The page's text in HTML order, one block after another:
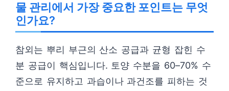
물 관리에서 가장 중요한 포인트는 무엇
인가요?
참외는 뿌리 부근의 산소 공급과 균형 잡힌 수
분 공급이 핵심입니다. 토양 수분을 60–70% 수
준으로 유지하고 과습이나 과건조를 피하는 것